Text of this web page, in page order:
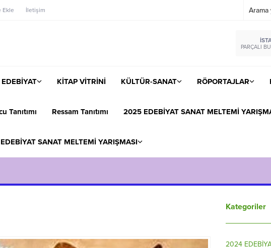
Ekle İletişim
PARÇALI
EDEBİYAT KİTAP VİTRİNİ KÜLTÜR-SANAT RÖPORTAJLAR
Tanıtımı Ressam Tanıtımı 2025 EDEBİYAT SANAT MELTEMİ
SANAT MELTEMİ YARIŞMASI
Kategoriler
2024